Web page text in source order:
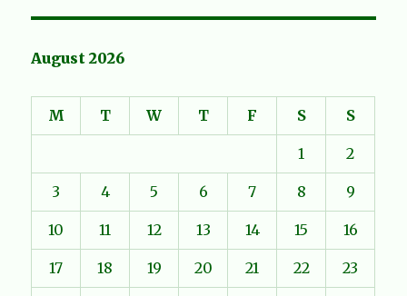
August 2026
M T W T F S S
1 2
3 4 5 6 7 8 9
10 11 12 13 14 15 16
17 18 19 20 21 22 23